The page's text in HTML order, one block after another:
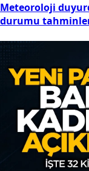
Meteoroloji
durumu